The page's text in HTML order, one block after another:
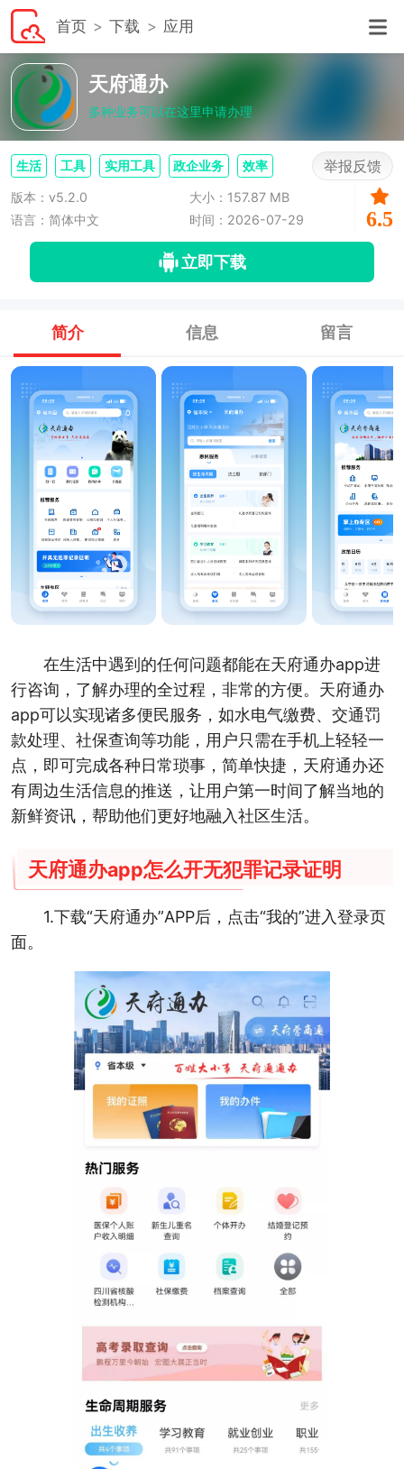
首页 下载 应用
天府通办
多种业务可以在这里申请办理
生活 工具 实用工具 政企业务 效率 举报反馈
版本：v5.2.0
大小：157.87 MB
语言：简体中文
时间：2026-07-29 6.5
立即下载
简介 信息 留言
在生活中遇到的任何问题都能在天府通办app进
行咨询，了解办理的全过程，非常的方便。天府通办
app可以实现诸多便民服务，如水电气缴费、交通罚
款处理、社保查询等功能，用户只需在手机上轻轻一
点，即可完成各种日常琐事，简单快捷，天府通办还
有周边生活信息的推送，让用户第一时间了解当地的
新鲜资讯，帮助他们更好地融入社区生活。
天府通办app怎么开无犯罪记录证明
1.下载“天府通办”APP后，点击“我的”进入登录页
面。